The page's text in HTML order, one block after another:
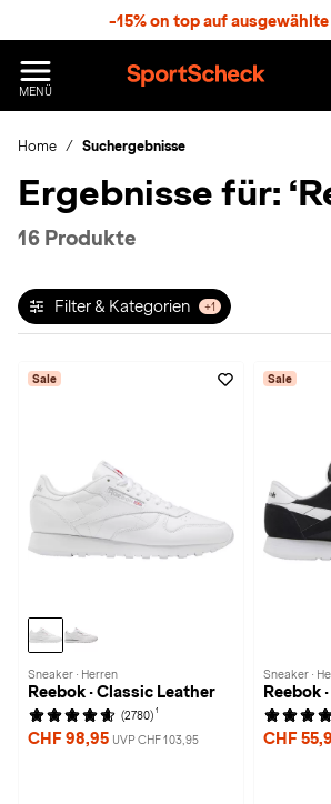
-15% on top auf
MENÜ
p
r
S
h
k
Home Suchergebnisse
Ergebnisse für:
16 Produkte
Filter & Kategorien +1
Sale
Sneaker · Herren
Reebok · Classic Leather
(2780) 1
CHF 98,95 UVP CHF 103,95
Sale
Sneaker ·
Reebok
CHF